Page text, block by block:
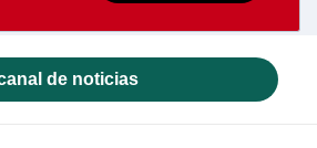
de noticias